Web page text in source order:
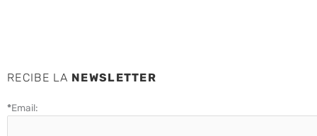
RECIBE LA NEWSLETTER
*Email: